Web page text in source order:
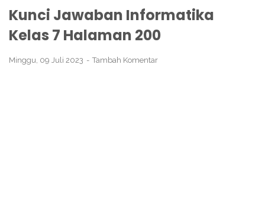
Kunci Jawaban Informatika
Kelas 7 Halaman 200
Minggu, 09 Juli 2023 Tambah Komentar